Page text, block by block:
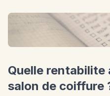
Quelle
salon de coiffure